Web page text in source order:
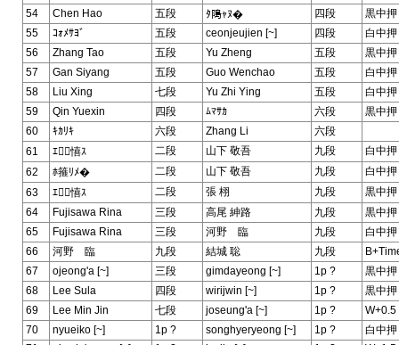
54
Chen Hao 五段 ﾀ﨩ｬﾇ� 四段
黒中
55
ｺｫﾒｻﾖﾞ 五段 ceonjeujien [~] 四段
白中
56
Zhang Tao 五段 Yu Zheng 五段
黒中
57
Gan Siyang 五段 Guo Wenchao 五段
白中
58
Liu Xing 七段 Yu Zhi Ying 五段
白中
59
Qin Yuexin 四段 ﾑﾏｻｶ 六段
黒中
60
ｷｶﾘｷ 六段 Zhang Li
六段
61
ｴ憘ｽ 二段 山下 敬吾 九段
白中
62
ﾎ箍ﾘﾒ� 二段 山下 敬吾 九段
白中
63
ｴ憘ｽ 二段 張 栩 九段
黒中
64
Fujisawa Rina 三段 高尾 紳路 九段
黒中
65
Fujisawa Rina 三段 河野 臨 九段
白中
66
河野 臨 九段 結城 聡 九段
67
ojeong'a [~] 三段 gimdayeong [~] 1p ?
黒中
68
Lee Sula 四段 wirijwin [~] 1p ?
黒中
69
Lee Min Jin 七段 joseung'a [~] 1p ?
W+0.5
70
nyueiko [~] 1p ? songhyeryeong [~] 1p ?
白中